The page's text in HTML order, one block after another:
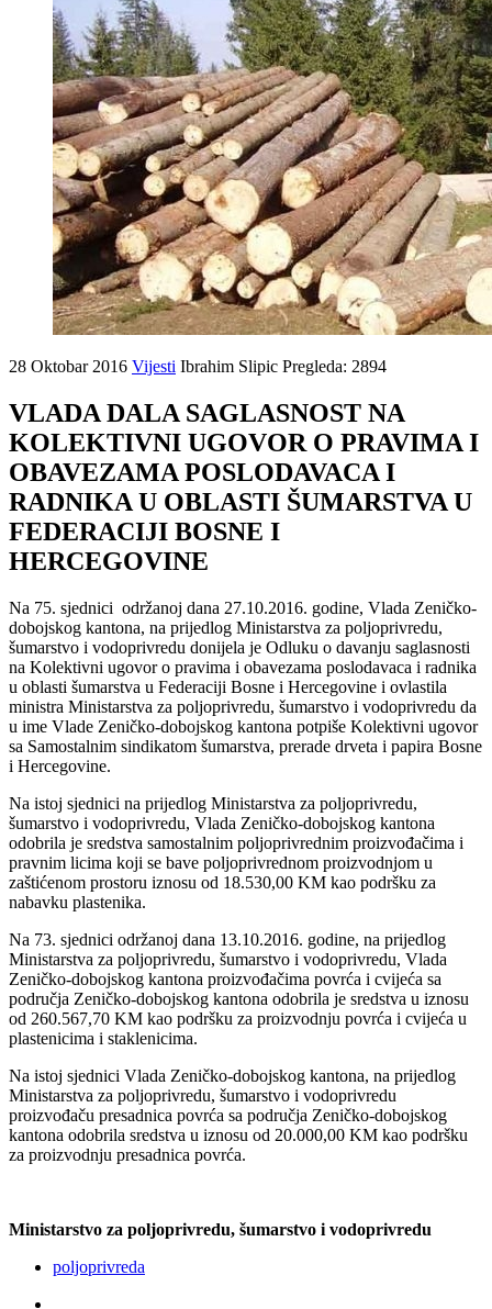
28 Oktobar 2016 Vijesti Ibrahim Slipic Pregleda: 2894
VLADA DALA SAGLASNOST NA
KOLEKTIVNI UGOVOR O PRAVIMA I
OBAVEZAMA POSLODAVACA I
RADNIKA U OBLASTI ŠUMARSTVA U
FEDERACIJI BOSNE I
HERCEGOVINE
Na 75. sjednici održanoj dana 27.10.2016. godine, Vlada Zeničko-
dobojskog kantona, na prijedlog Ministarstva za poljoprivredu,
šumarstvo i vodoprivredu donijela je Odluku o davanju saglasnosti
na Kolektivni ugovor o pravima i obavezama poslodavaca i radnika
u oblasti šumarstva u Federaciji Bosne i Hercegovine i ovlastila
ministra Ministarstva za poljoprivredu, šumarstvo i vodoprivredu da
u ime Vlade Zeničko-dobojskog kantona potpiše Kolektivni ugovor
sa Samostalnim sindikatom šumarstva, prerade drveta i papira Bosne
i Hercegovine.
Na istoj sjednici na prijedlog Ministarstva za poljoprivredu,
šumarstvo i vodoprivredu, Vlada Zeničko-dobojskog kantona
odobrila je sredstva samostalnim poljoprivrednim proizvođačima i
pravnim licima koji se bave poljoprivrednom proizvodnjom u
zaštićenom prostoru iznosu od 18.530,00 KM kao podršku za
nabavku plastenika.
Na 73. sjednici održanoj dana 13.10.2016. godine, na prijedlog
Ministarstva za poljoprivredu, šumarstvo i vodoprivredu, Vlada
Zeničko-dobojskog kantona proizvođačima povrća i cvijeća sa
područja Zeničko-dobojskog kantona odobrila je sredstva u iznosu
od 260.567,70 KM kao podršku za proizvodnju povrća i cvijeća u
plastenicima i staklenicima.
Na istoj sjednici Vlada Zeničko-dobojskog kantona, na prijedlog
Ministarstva za poljoprivredu, šumarstvo i vodoprivredu
proizvođaču presadnica povrća sa područja Zeničko-dobojskog
kantona odobrila sredstva u iznosu od 20.000,00 KM kao podršku
za proizvodnju presadnica povrća.
Ministarstvo za poljoprivredu, šumarstvo i vodoprivredu
poljoprivreda